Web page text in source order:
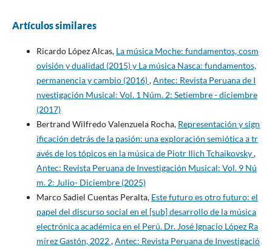
Artículos similares
Ricardo López Alcas, La música Moche: fundamentos, cosm
ovisión y dualidad (2015) y La música Nasca: fundamentos,
permanencia y cambio (2016),Antec: Revista Peruana de I
nvestigación Musical: Vol. 1 Núm. 2: Setiembre - diciembre
(2017)
Bertrand Wilfredo Valenzuela Rocha, Representación y sign
ificación detrás de la pasión: una exploración semiótica a tr
avés de los tópicos en la música de Piotr Ilich Tchaikovsky,
Antec: Revista Peruana de Investigación Musical: Vol. 9 Nú
m. 2: Julio- Diciembre (2025)
Marco Sadiel Cuentas Peralta, Este futuro es otro futuro: el
papel del discurso social en el [sub] desarrollo de la música
electrónica académica en el Perú. Dr. José Ignacio López Ra
mírez Gastón, 2022,Antec: Revista Peruana de Investigació